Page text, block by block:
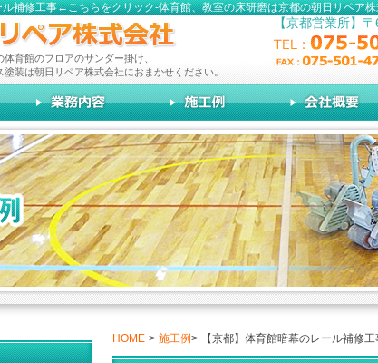
補修工事←こちらをクリック-体育館、教室の床研磨は京都の朝日リペア
体育館のフロアのサンダー掛け、
塗装は朝日リペア株式会社におまかせください。
【京都営業所】
HOME > 施工例> 【京都】体育館暗幕のレール補修